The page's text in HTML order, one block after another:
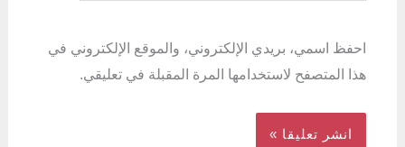
احفظ اسمي، بريدي الإلكتروني، والموقع الإلكتروني في
هذا المتصفح لاستخدامها المرة المقبلة في تعليقي.